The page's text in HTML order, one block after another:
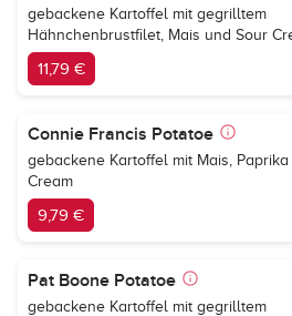
gebackene Kartoffel mit gegrilltem
Hähnchenbrustfilet, Mais und Sour
11,79 €
Connie Francis Potatoe
gebackene Kartoffel mit Mais,
Cream
9,79 €
Pat Boone Potatoe
gebackene Kartoffel mit gegrilltem